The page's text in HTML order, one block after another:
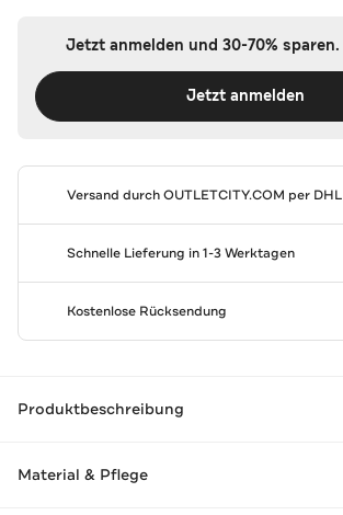
Jetzt anmelden und 30-70% sparen.
Jetzt anmelden
Versand durchOUTLETCITY.COM per DHL
Schnelle Lieferung in 1-3 Werktagen
Kostenlose Rücksendung
Produktbeschreibung
Material & Pflege